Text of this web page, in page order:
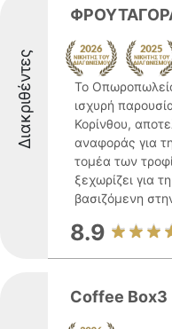
Διακριθέντες
Το
ισχυρή
Κορίνθου,
αναφοράς για
τομέα των
ξεχωρίζει για
βασιζόμενη
8.9
Coffee Box3